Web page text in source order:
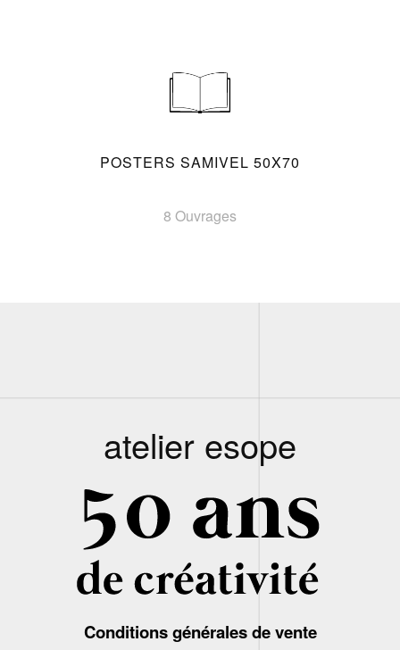
POSTERS SAMIVEL 50X70
8 Ouvrages
atelier esope
Conditions générales de vente